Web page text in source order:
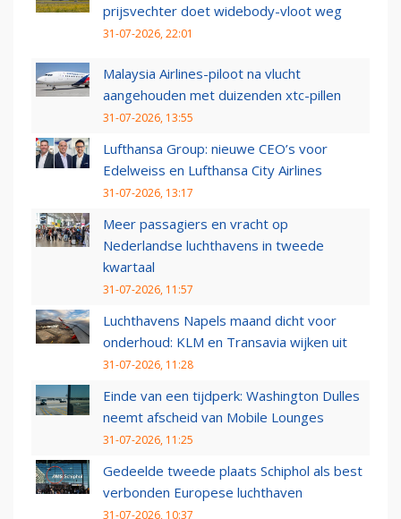
prijsvechter doet widebody-vloot weg
31-07-2026, 22:01
Malaysia Airlines-piloot na vlucht
aangehouden met duizenden xtc-pillen
31-07-2026, 13:55
Lufthansa Group: nieuwe CEO’s voor
Edelweiss en Lufthansa City Airlines
31-07-2026, 13:17
Meer passagiers en vracht op
Nederlandse luchthavens in tweede
kwartaal
31-07-2026, 11:57
Luchthavens Napels maand dicht voor
onderhoud: KLM en Transavia wijken uit
31-07-2026, 11:28
Einde van een tijdperk: Washington Dulles
neemt afscheid van Mobile Lounges
31-07-2026, 11:25
Gedeelde tweede plaats Schiphol als best
verbonden Europese luchthaven
31-07-2026, 10:37